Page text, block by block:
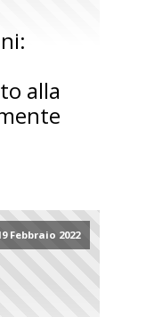
alla
Febbraio 2022